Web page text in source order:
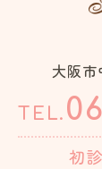
大阪
TEL.
初